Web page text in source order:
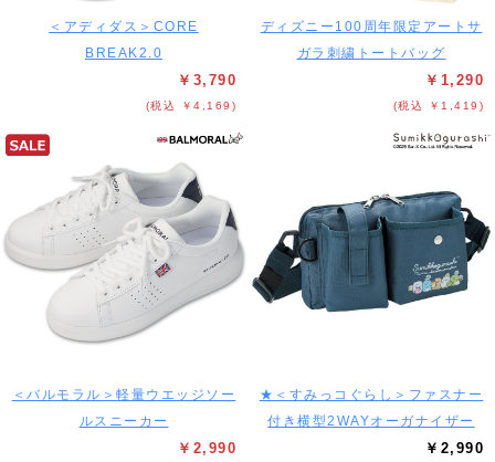
＜アディダス＞CORE
BREAK2.0
￥3,790
(税込 ￥4,169)
ディズニー100周年限定アートサ
ガラ刺繍トートバッグ
￥1,290
(税込 ￥1,419)
＜バルモラル＞軽量ウエッジソー
ルスニーカー
￥2,990
★＜すみっコぐらし＞ファスナー
付き横型2WAYオーガナイザー
￥2,990